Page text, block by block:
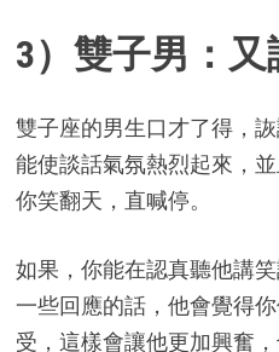
3）雙子男：又
雙子座的男生口才了得，
能使談話氣氛熱烈起來，
你笑翻天，直喊停。
如果，你能在認真聽他講
一些回應的話，他會覺得
受，這樣會讓他更加興奮